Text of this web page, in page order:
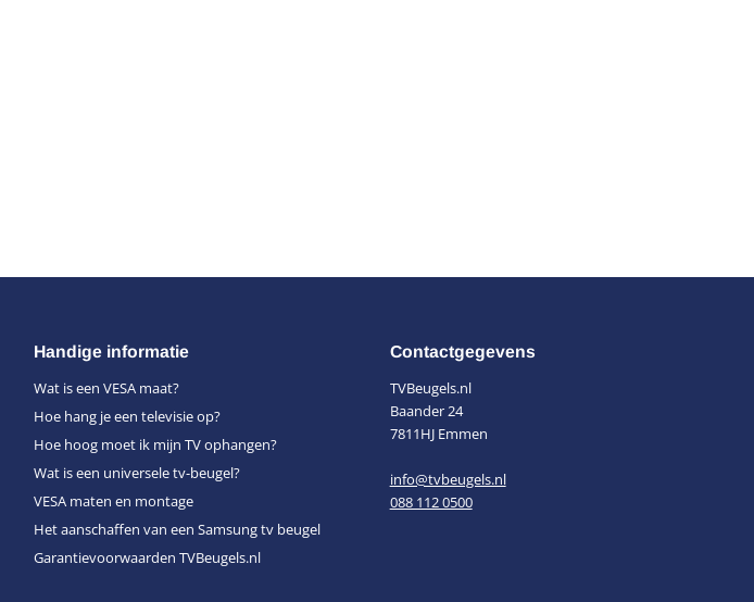
Handige informatie
Wat is een VESA maat?
Hoe hang je een televisie op?
Hoe hoog moet ik mijn TV ophangen?
Wat is een universele tv-beugel?
VESA maten en montage
Het aanschaffen van een Samsung tv beugel
Garantievoorwaarden TVBeugels.nl
Contactgegevens
TVBeugels.nl
Baander 24
7811HJ Emmen
info@tvbeugels.nl
088 112 0500